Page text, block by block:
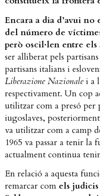
Encara a dia d’avui no
del número de
però oscil·len entre els
ser alliberat pels
partisans italians i
Liberazione Nazionale i a
respectivament. Un cop
utilitzar com a presó per
iugoslaves,
va utilitzar com a camp
1965 va passar a tenir la
actualment continua
En relació a aquesta
remarcar com els